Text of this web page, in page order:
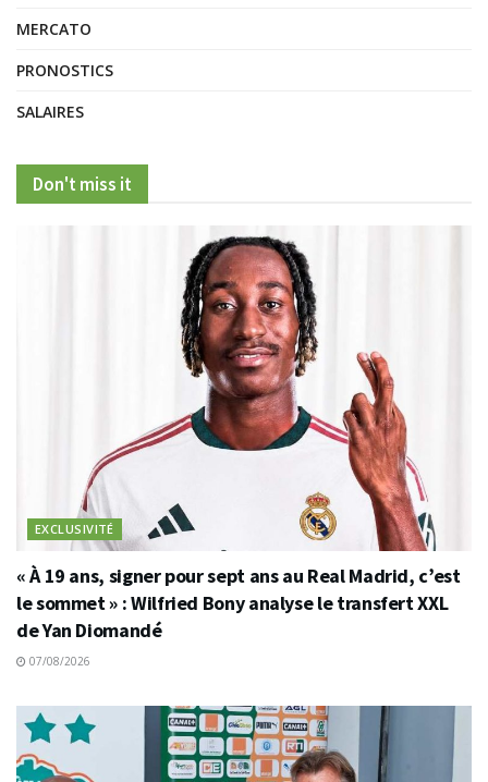
MERCATO
PRONOSTICS
SALAIRES
Don't miss it
EXCLUSIVITÉ
« À 19 ans, signer pour sept ans au Real Madrid, c’est
le sommet » : Wilfried Bony analyse le transfert XXL
de Yan Diomandé
07/08/2026